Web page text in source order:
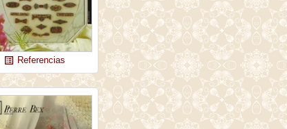
list_alt Referencias